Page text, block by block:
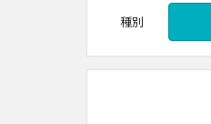
種別